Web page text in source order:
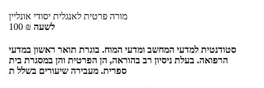
מורה פרטית לאנגלית יסודי אונליין
100 ₪ לשעה
סטודנטית למדעי המחשב ומדעי המוח. בוגרת תואר ראשון במדעי
הרפואה. בעלת ניסיון רב בהוראה, הן הפרטית והן במסגרת בית
ספרית. מעבירה שיעורים בשלל ת